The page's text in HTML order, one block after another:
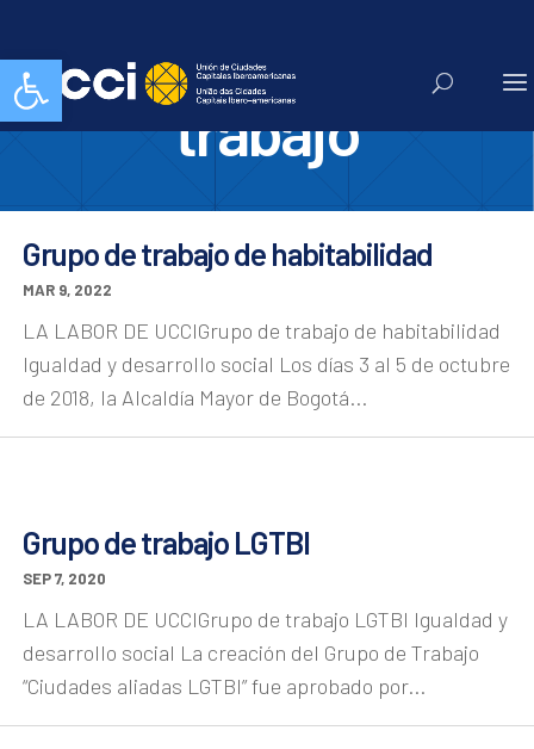
Abrir barra de herramientas5.Grupo de
trabajo
Grupo de trabajo de habitabilidad
MAR 9, 2022
LA LABOR DE UCCIGrupo de trabajo de habitabilidad
Igualdad y desarrollo social Los días 3 al 5 de octubre
de 2018, la Alcaldía Mayor de Bogotá...
Grupo de trabajo LGTBI
SEP 7, 2020
LA LABOR DE UCCIGrupo de trabajo LGTBI Igualdad y
desarrollo social La creación del Grupo de Trabajo
“Ciudades aliadas LGTBI” fue aprobado por...